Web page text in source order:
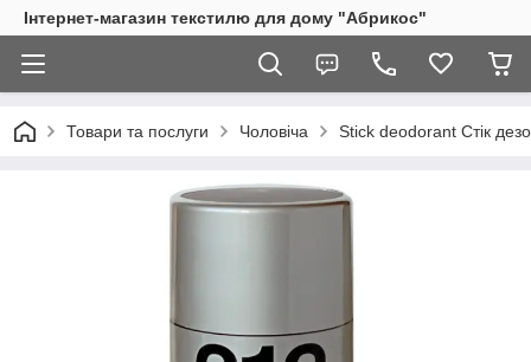
Інтернет-магазин текстилю для дому "Абрикос"
Товари та послуги Чоловіча Stick deodorant Стік